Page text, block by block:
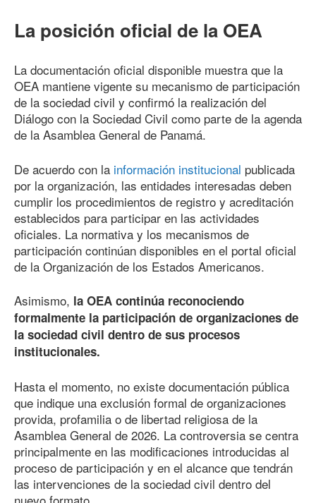
La posición oficial de la OEA
La documentación oficial disponible muestra que la
OEA mantiene vigente su mecanismo de participación
de la sociedad civil y confirmó la realización del
Diálogo con la Sociedad Civil como parte de la agenda
de la Asamblea General de Panamá.
De acuerdo con la información institucional publicada
por la organización, las entidades interesadas deben
cumplir los procedimientos de registro y acreditación
establecidos para participar en las actividades
oficiales. La normativa y los mecanismos de
participación continúan disponibles en el portal oficial
de la Organización de los Estados Americanos.
Asimismo, la OEA continúa reconociendo
formalmente la participación de organizaciones de
la sociedad civil dentro de sus procesos
institucionales.
Hasta el momento, no existe documentación pública
que indique una exclusión formal de organizaciones
provida, profamilia o de libertad religiosa de la
Asamblea General de 2026. La controversia se centra
principalmente en las modificaciones introducidas al
proceso de participación y en el alcance que tendrán
las intervenciones de la sociedad civil dentro del